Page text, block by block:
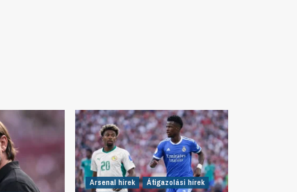
Arsenal hírek
Átigazolási hírek